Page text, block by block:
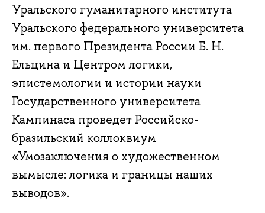
Уральского гуманитарного института
Уральского федерального университета
им. первого Президента России Б. Н.
Ельцина и Центром логики,
эпистемологии и истории науки
Государственного университета
Кампинаса проведет Российско-
бразильский коллоквиум
«Умозаключения о художественном
вымысле: логика и границы наших
выводов».